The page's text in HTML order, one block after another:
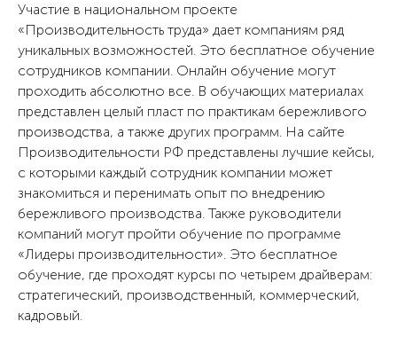
Участие в национальном проекте
«Производительность труда» дает компаниям ряд
уникальных возможностей. Это бесплатное обучение
сотрудников компании. Онлайн обучение могут
проходить абсолютно все. В обучающих материалах
представлен целый пласт по практикам бережливого
производства, а также других программ. На сайте
Производительности РФ представлены лучшие кейсы,
с которыми каждый сотрудник компании может
знакомиться и перенимать опыт по внедрению
бережливого производства. Также руководители
компаний могут пройти обучение по программе
«Лидеры производительности». Это бесплатное
обучение, где проходят курсы по четырем драйверам:
стратегический, производственный, коммерческий,
кадровый.
О компании
Обратная связь
Напишите нам
Контакты
+7 (906) 172-17-55
info@vivomarket.ru
Школьное питание
Экскурсии на комбинат Контрактное производство
Наши новости
Карьера и вакансии
Благотворительность